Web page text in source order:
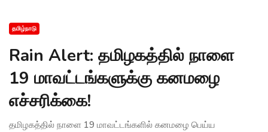
தமிழ்நாடு
Rain Alert: தமிழகத்தில் நாளை
19 மாவட்டங்களுக்கு கனமழை
எச்சரிக்கை!
தமிழகத்தில் நாளை 19 மாவட்டங்களில் கனமழை பெய்ய